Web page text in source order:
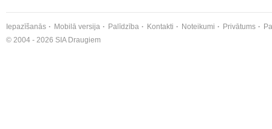
Iepazīšanās Mobilā versija Palīdzība Kontakti Noteikumi Privātums
© 2004 - 2026 SIA Draugiem